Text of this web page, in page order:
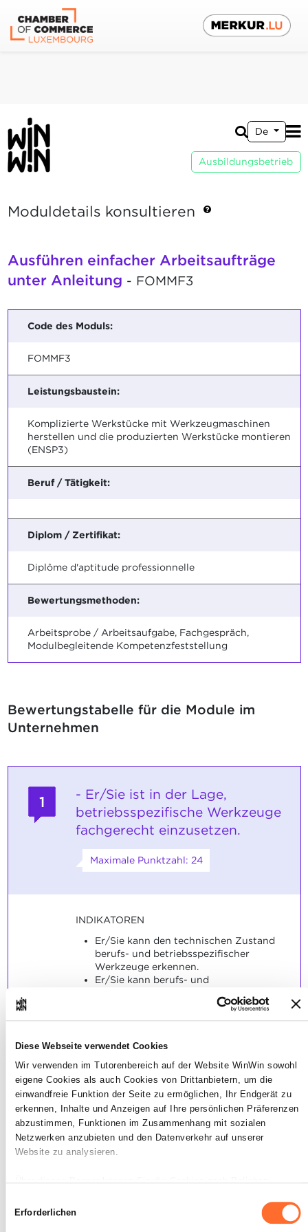
Diese Webseite verwendet Cookies
Wir verwenden im Tutorenbereich auf der Website WinWin sowohl
eigene Cookies als auch Cookies von Drittanbietern, um die
einwandfreie Funktion der Seite zu ermöglichen, Ihr Endgerät zu
erkennen, Inhalte und Anzeigen auf Ihre persönlichen Präferenzen
abzustimmen, Funktionen im Zusammenhang mit sozialen
Netzwerken anzubieten und den Datenverkehr auf unserer
Website zu analysieren.
sind Cookies, die für die Funktion der Website unbedingt
erforderlich sind. Eine Beschreibung der verschiedenen Cookies
Erforderlichen
De
Ausbildungsbetrieb
Moduldetails konsultieren
Ausführen einfacher Arbeitsaufträge
unter Anleitung - FOMMF3
Code des Moduls:
FOMMF3
Leistungsbaustein:
Komplizierte Werkstücke mit Werkzeugmaschinen
herstellen und die produzierten Werkstücke montieren
(ENSP3)
Beruf / Tätigkeit:
Diplom / Zertifikat:
Diplôme d'aptitude professionnelle
Bewertungsmethoden:
Arbeitsprobe / Arbeitsaufgabe, Fachgespräch,
Modulbegleitende Kompetenzfeststellung
Bewertungstabelle für die Module im
Unternehmen
1
- Er/Sie ist in der Lage,
betriebsspezifische Werkzeuge
fachgerecht einzusetzen.
Maximale Punktzahl: 24
INDIKATOREN
Er/Sie kann den technischen Zustand
berufs- und betriebsspezifischer
Werkzeuge erkennen.
Er/Sie kann berufs- und
ihrer Handhabung und Gebrauch
aussuchen.
SOCKEL
Die Zustände der Werkzeuge werden
korrekt erkannt.
Die Werkzeuge werden ihrem
richtigen Anwendungsgebiet
zugeordnet.
2
- Er/Sie handelt